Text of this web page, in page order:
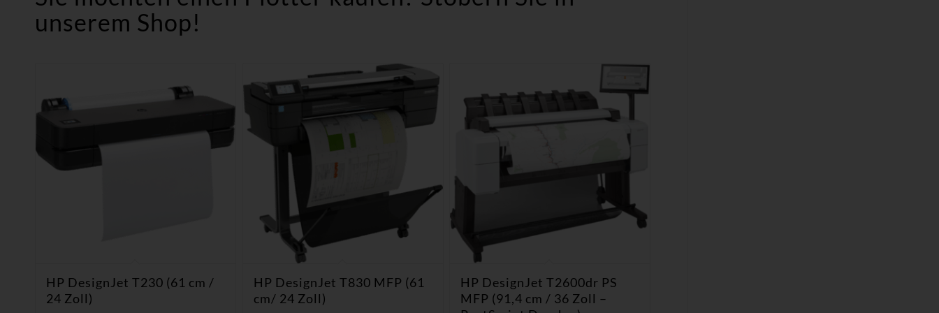
unserem Shop!
HP DesignJet T230 (61 cm /
24 Zoll)
HP DesignJet T830 MFP (61
cm/ 24 Zoll)
HP DesignJet T2600dr PS
MFP (91,4 cm / 36 Zoll –